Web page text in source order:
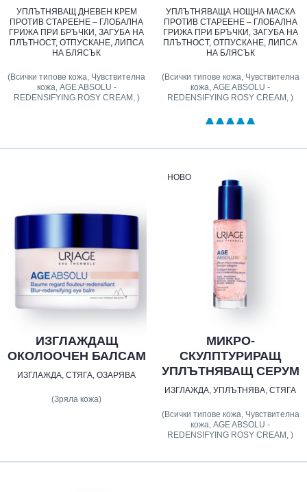
УПЛЪТНЯВАЩ ДНЕВЕН КРЕМ
ПРОТИВ СТАРЕЕНЕ – ГЛОБАЛНА
ГРИЖА ПРИ БРЪЧКИ, ЗАГУБА НА
ПЛЪТНОСТ, ОТПУСКАНЕ, ЛИПСА
НА БЛЯСЪК
(Всички типове кожа, Чувствителна
кожа, AGE ABSOLU -
REDENSIFYING ROSY CREAM, )
УПЛЪТНЯВАЩА НОЩНА МАСКА
ПРОТИВ СТАРЕЕНЕ – ГЛОБАЛНА
ГРИЖА ПРИ БРЪЧКИ, ЗАГУБА НА
ПЛЪТНОСТ, ОТПУСКАНЕ, ЛИПСА
НА БЛЯСЪК
(Всички типове кожа, Чувствителна
кожа, AGE ABSOLU -
REDENSIFYING ROSY CREAM, )
ИЗГЛАЖДАЩ
ОКОЛООЧЕН БАЛСАМ
ИЗГЛАЖДА, СТЯГА, ОЗАРЯВА
(Зряла кожа)
НОВО
МИКРО-
СКУЛПТУРИРАЩ
УПЛЪТНЯВАЩ СЕРУМ
ИЗГЛАЖДА, УПЛЪТНЯВА, СТЯГА
(Всички типове кожа, Чувствителна
кожа, AGE ABSOLU -
REDENSIFYING ROSY CREAM, )